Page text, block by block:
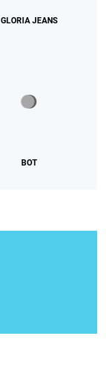
GLORIA JEANS
ВОТ